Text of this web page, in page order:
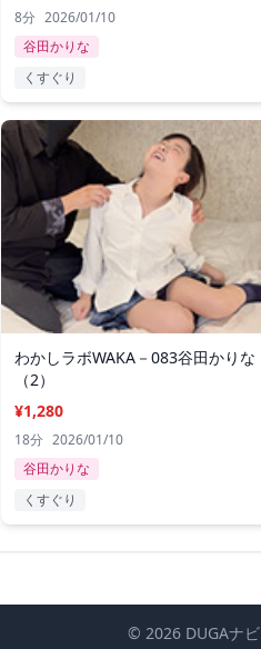
8分 2026/01/10
谷田かりな
くすぐり
わかしラボWAKA－083谷田かりな
（2）
¥1,280
18分 2026/01/10
谷田かりな
くすぐり
© 2026 DUGAナビ